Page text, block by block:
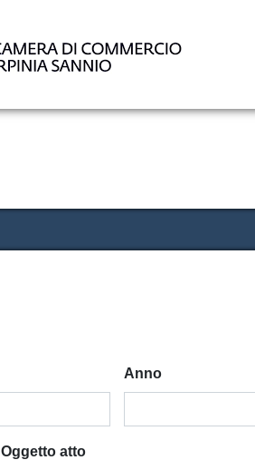
contenuto
principale
Anno
Oggetto atto